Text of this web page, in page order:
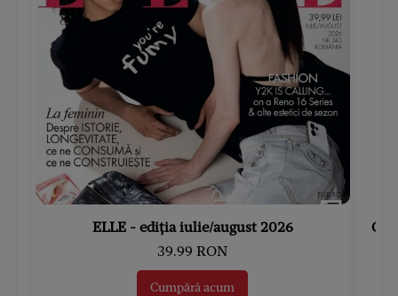
ELLE - ediția iulie/august 2026
39.99 RON
Cumpără acum